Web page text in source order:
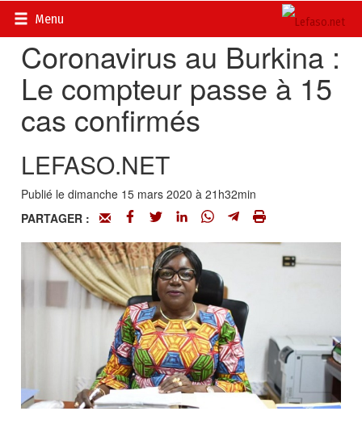
Menu
Accueil>
Coronavirus au Burkina :
Le compteur passe à 15
cas confirmés
LEFASO.NET
Publié le dimanche 15 mars 2020 à 21h32min
PARTAGER :